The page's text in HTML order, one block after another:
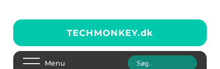
TECHMONKEY.dk
Menu